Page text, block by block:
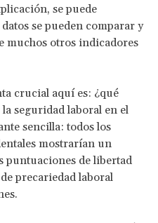
se puede
se pueden comparar y
muchos otros indicadores
crucial aquí es: ¿qué
seguridad laboral en el
sencilla: todos los
mostrarían un
puntuaciones de libertad
precariedad laboral